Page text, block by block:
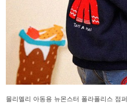
몰리멜리 아동용 뉴몬스터 폴라폴리스 점퍼